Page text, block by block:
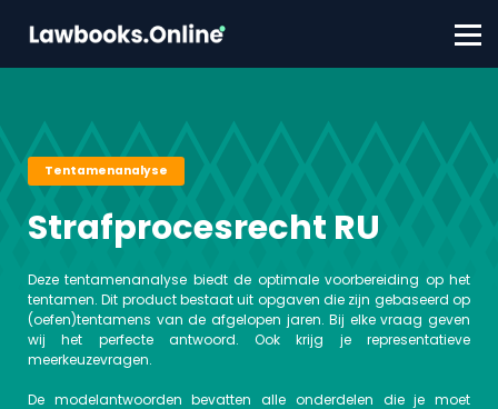
FAQ
Contact
Tentamenanalyse
Strafprocesrecht RU
Deze tentamenanalyse biedt de optimale voorbereiding op het
tentamen. Dit product bestaat uit opgaven die zijn gebaseerd op
(oefen)tentamens van de afgelopen jaren. Bij elke vraag geven
wij het perfecte antwoord. Ook krijg je representatieve
meerkeuzevragen.
De modelantwoorden bevatten alle onderdelen die je moet